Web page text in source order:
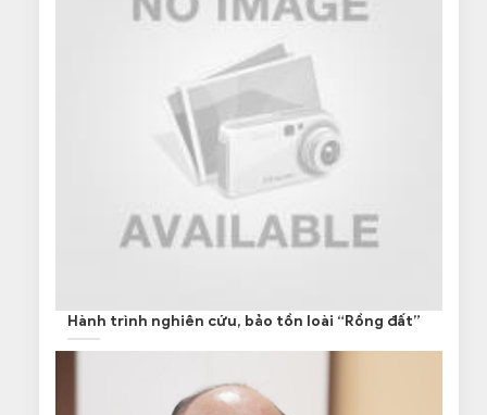
Hành trình nghiên cứu, bảo tồn loài “Rồng đất”